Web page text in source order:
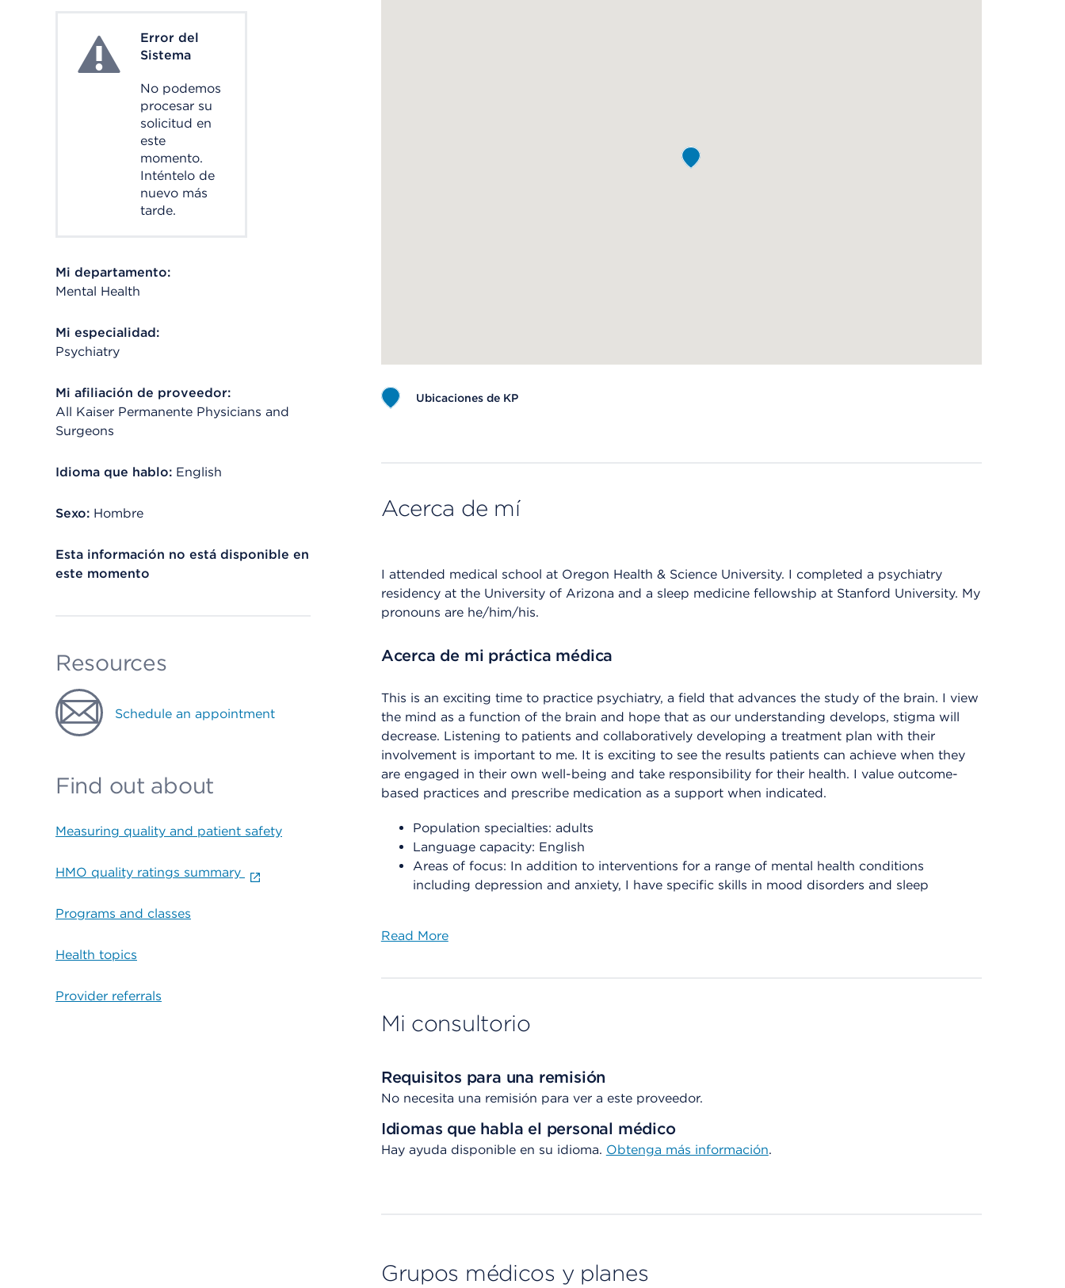
System ErrorError del
Sistema
No podemos
procesar su
solicitud en
este
momento.
Inténtelo de
nuevo más
tarde.
Mi departamento:
Mental Health
Mi especialidad:
Psychiatry
Mi afiliación de proveedor:
All Kaiser Permanente Physicians and
Surgeons
Idioma que hablo: English
Sexo: Hombre
Esta información no está disponible en
este momento
Resources
Schedule an appointment
Find out about
Measuring quality and patient safety
HMO quality ratings summary
Programs and classes
Health topics
Provider referrals
Ubicaciones de KP
Acerca de mí
I attended medical school at Oregon Health & Science University. I completed a psychiatry
residency at the University of Arizona and a sleep medicine fellowship at Stanford University. My
pronouns are he/him/his.
Acerca de mi práctica médica
This is an exciting time to practice psychiatry, a field that advances the study of the brain. I view
the mind as a function of the brain and hope that as our understanding develops, stigma will
decrease. Listening to patients and collaboratively developing a treatment plan with their
involvement is important to me. It is exciting to see the results patients can achieve when they
are engaged in their own well-being and take responsibility for their health. I value outcome-
based practices and prescribe medication as a support when indicated.
Population specialties: adults
Language capacity: English
Areas of focus: In addition to interventions for a range of mental health conditions
including depression and anxiety, I have specific skills in mood disorders and sleep
Read More
Mi consultorio
Requisitos para una remisión
No necesita una remisión para ver a este proveedor.
Idiomas que habla el personal médico
Hay ayuda disponible en su idioma. Obtenga más información.
Grupos médicos y planes